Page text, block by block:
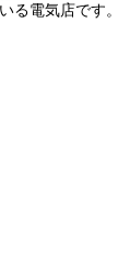
る電気店です。